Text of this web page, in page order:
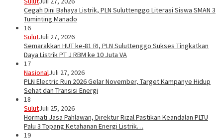
Cegah Dini Bahaya Listrik, PLN Suluttenggo Literasi Siswa SMAN 3
Tuminting Manado
16
SulutJuli 27, 2026
Semarakkan HUT ke-81 RI, PLN Suluttenggo Sukses Tingkatkan
Daya Listrik PT J RBM ke 10 Juta VA
17
NasionalJuli 27, 2026
PLN Electric Run 2026 Gelar November, Target Kampanye Hidup
Sehat dan Transisi Energi
18
SulutJuli 25, 2026
Hormati Jasa Pahlawan, Direktur Rizal Pastikan Keandalan PLTU
Palu 3 Topang Ketahanan Energi Listrik…
19